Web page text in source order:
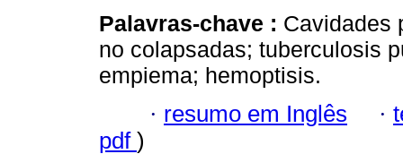
Palavras-chave : Cavidades
no colapsadas; tuberculosis
empiema; hemoptisis.
· resumo em Inglês ·
pdf )